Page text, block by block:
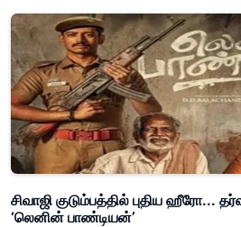
சிவாஜி குடும்பத்தில் புதிய
‘லெனின் பாண்டியன்’